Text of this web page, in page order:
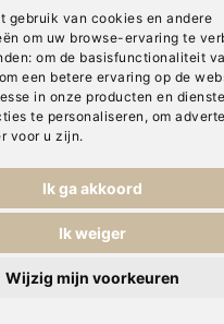
gebruik van cookies en andere
om uw browse-ervaring te
om de basisfunctionaliteit
om een betere ervaring op de
in onze producten en
te personaliseren , om
voor u zijn.
Ik ga akkoord
Ik weiger
Wijzig mijn voorkeuren
alleen een decoratieve
gemakkelijke manier
verhogen. Hun strakke,
maakt ze
ze naadloos in